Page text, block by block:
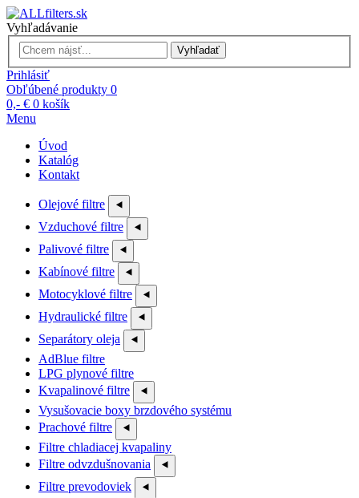
Vyhľadávanie
Vyhľadať
Prihlásiť
Obľúbené produkty 0
0,- € 0 košík
Menu
Úvod
Katalóg
Kontakt
Olejové filtre ⯇
Vzduchové filtre ⯇
Palivové filtre ⯇
Kabínové filtre ⯇
Motocyklové filtre ⯇
Hydraulické filtre ⯇
Separátory oleja ⯇
AdBlue filtre
LPG plynové filtre
Kvapalinové filtre
⯇
Vysušovacie boxy brzdového systému
Prachové filtre
⯇
Filtre chladiacej kvapaliny
Filtre odvzdušnovania
⯇
Filtre prevodoviek ⯇